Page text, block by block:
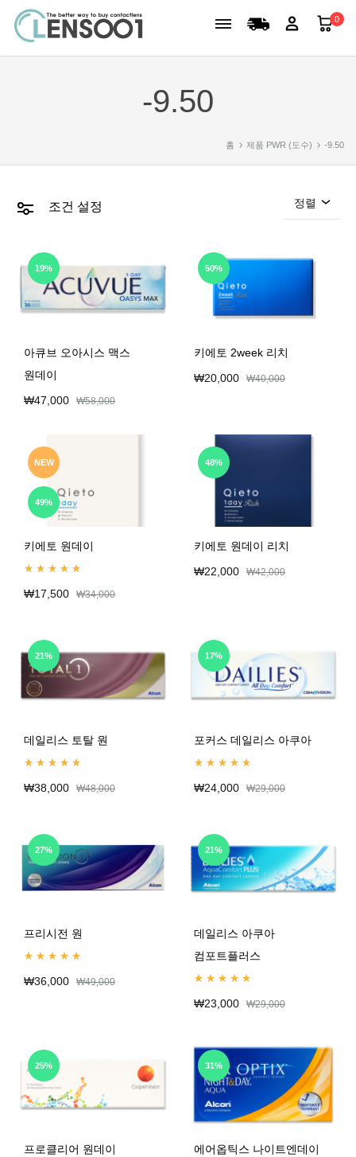
0
-9.50
홈 제품 PWR (도수) -9.50
조건 설정 정렬
19%
아큐브 오아시스 맥스
원데이
₩47,000 ₩58,000
50%
키에토 2week 리치
₩20,000 ₩40,000
NEW
49%
키에토 원데이
₩17,500 ₩34,000
48%
키에토 원데이 리치
₩22,000 ₩42,000
21%
데일리스 토탈 원
₩38,000 ₩48,000
17%
포커스 데일리스 아쿠아
₩24,000 ₩29,000
27%
프리시전 원
₩36,000 ₩49,000
21%
데일리스 아쿠아
컴포트플러스
₩23,000 ₩29,000
25%
프로클리어 원데이
31%
에어옵틱스 나이트엔데이